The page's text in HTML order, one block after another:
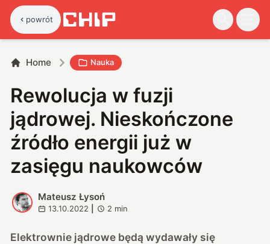
powrót
Home Nauka
Rewolucja w fuzji
jądrowej. Nieskończone
źródło energii już w
zasięgu naukowców
M
Mateusz Łysoń
13.10.2022 2 min
Elektrownie jądrowe będą wydawały się